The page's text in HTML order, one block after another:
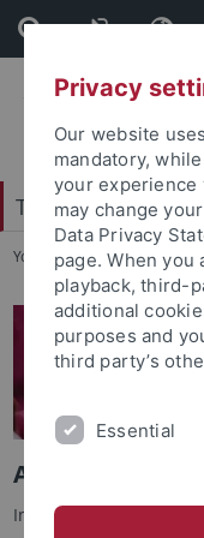
Skip
to
content
Skip
to
footer
Tübingen Center
You are here: Startseite
Adaptive
Im Projekt „Adaptive
Privacy
Our website
mandatory,
your experience
may change
Data Privacy
page. When
playback, third-
additional
purposes and
third party’s
Essential